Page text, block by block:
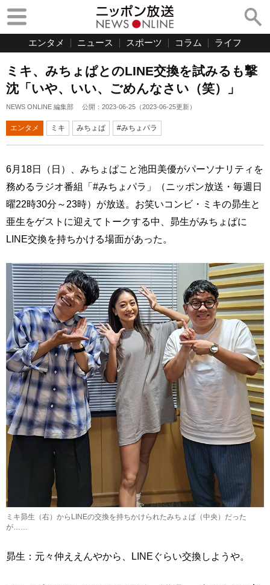
エンタメ ニュース スポーツ コラム ライフ
ミキ、みちょぱとのLINE交換を試みるも撃
沈「いや、いい、ごめんなさい（笑）」
NEWS ONLINE 編集部 公開： 2023-06-25 （2023-06-25更新）
エンタメ ミキ みちょぱ #みちょパラ
6月18日（日）、みちょぱこと池田美優がパーソナリティを
務めるラジオ番組「#みちょパラ」（ニッポン放送・毎週日
曜22時30分～23時）が放送。お笑いコンビ・ミキの昴生と
亜生をゲストに迎えてトークする中、昴生がみちょぱに
LINE交換を持ちかける場面があった。
ミキ昴生（右）からLINEの交換を持ちかけられたみちょぱ（中央）だった
が……
昴生：元々仲ええんやから、LINEぐらい交換しようや。